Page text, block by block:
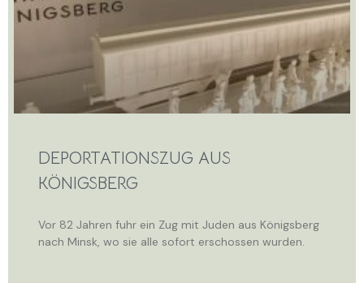
DEPORTATIONSZUG AUS
KÖNIGSBERG
Vor 82 Jahren fuhr ein Zug mit Juden aus Königsberg
nach Minsk, wo sie alle sofort erschossen wurden.